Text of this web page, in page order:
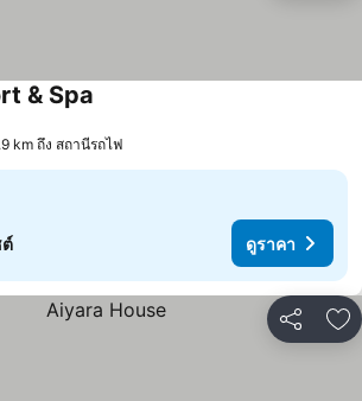
& Spa
km ถึง สถานีรถไฟ
ต์ ดูราคา
แชร์ เ